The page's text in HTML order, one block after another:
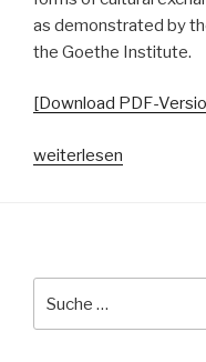
as demonstrated by
the Goethe Institute.
[Download PDF-
„Goethe
zu
weiterlesen
nach: